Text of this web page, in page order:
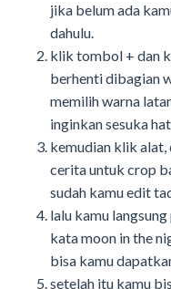
jika belum ada
dahulu.
klik tombol + dan
berhenti dibagian
memilih warna
inginkan sesuka
kemudian klik alat,
cerita untuk crop
sudah kamu edit
lalu kamu
kata moon in the
bisa kamu
setelah itu kamu